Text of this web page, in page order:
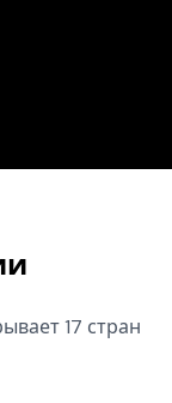
17 стран